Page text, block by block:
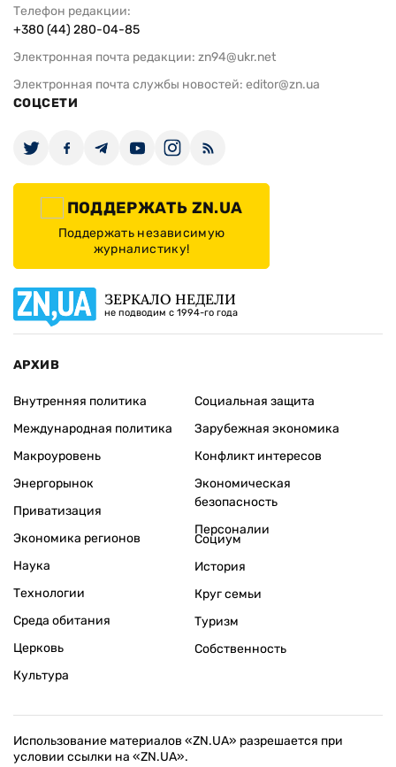
Телефон редакции:
+380 (44) 280-04-85
Электронная почта редакции: zn94@ukr.net
Электронная почта службы новостей: editor@zn.ua
СОЦСЕТИ
ПОДДЕРЖАТЬ ZN.UA
Поддержать независимую
журналистику!
ЗЕРКАЛО НЕДЕЛИ
не подводим с 1994-го года
АРХИВ
Внутренняя политика
Международная политика
Макроуровень
Энергорынок
Приватизация
Экономика регионов
Социальная защита
Зарубежная экономика
Конфликт интересов
Экономическая
безопасность
Персоналии
Наука
Технологии
Среда обитания
Церковь
Культура
Социум
История
Круг семьи
Туризм
Собственность
Использование материалов «ZN.UA» разрешается при
условии ссылки на «ZN.UA».